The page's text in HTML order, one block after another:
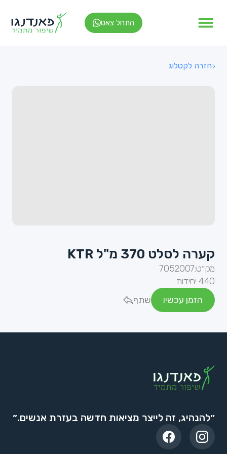
התחל צאט
חזרה לקטלוג
קערה לסלט 370 מ"ל KTR
מק״ט:7052007
440 יחידות
הזמן עכשיו
שתף
״להנהיג, זה לייצר מציאות חדשה בעזרת אנשים.״